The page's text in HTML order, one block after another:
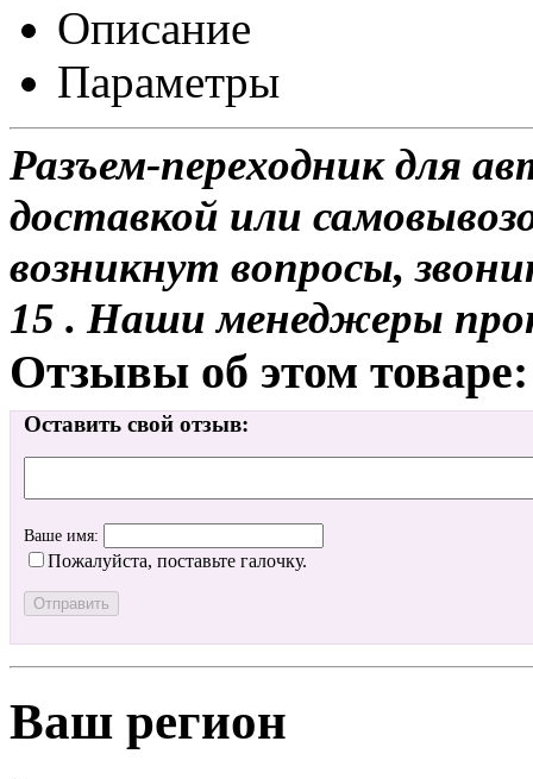
Описание
Параметры
Разъем-переходник для
доставкой или
возникнут вопросы,
15 . Наши менеджеры
Отзывы об этом товаре:
Оставить свой отзыв:
Ваше имя:
Пожалуйста, поставьте галочку.
Ваш регион